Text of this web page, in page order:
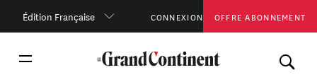
Édition Française CONNEXION OFFRE ABONNEMENT